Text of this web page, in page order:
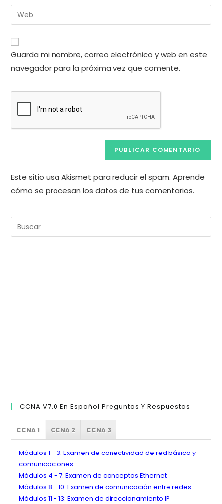
de
usuario
para
comentar
dirección
de
electrónico
para
comentar
Introduce
la
URL
de
tu
web
Guarda mi nombre, correo electrónico y web en este
navegador para la próxima vez que comente.
Este sitio usa Akismet para reducir el spam.Aprende
cómo se procesan los datos de tus comentarios.
CCNA V7.0 En Español Preguntas Y Respuestas
CCNA 1 CCNA 2 CCNA 3
Módulos 1 - 3: Examen de conectividad de red básica y
comunicaciones
Módulos 4 - 7: Examen de conceptos Ethernet
Módulos 8 - 10: Examen de comunicación entre redes
Módulos 11 - 13: Examen de direccionamiento IP